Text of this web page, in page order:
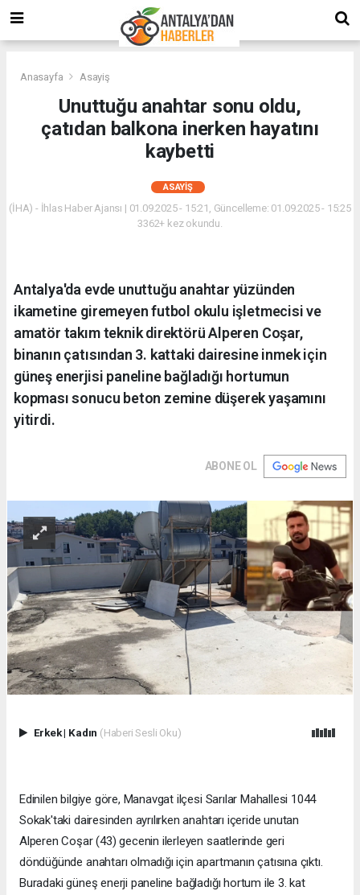
Anasayfa Asayiş
Unuttuğu anahtar sonu oldu,
çatıdan balkona inerken hayatını
kaybetti
ASAYIŞ
(İHA) - İhlas Haber Ajansı | 01.09.2025 - 15:21, Güncelleme: 01.09.2025 - 15:25
3362+ kez okundu.
Antalya'da evde unuttuğu anahtar yüzünden
ikametine giremeyen futbol okulu işletmecisi ve
amatör takım teknik direktörü Alperen Coşar,
binanın çatısından 3. kattaki dairesine inmek için
güneş enerjisi paneline bağladığı hortumun
kopması sonucu beton zemine düşerek yaşamını
yitirdi.
ABONE OL
Erkek| Kadın (Haberi Sesli Oku)
Edinilen bilgiye göre, Manavgat ilçesi Sarılar Mahallesi 1044
Sokak'taki dairesinden ayrılırken anahtarı içeride unutan
Alperen Coşar (43) gecenin ilerleyen saatlerinde geri
döndüğünde anahtarı olmadığı için apartmanın çatısına çıktı.
Buradaki güneş enerji paneline bağladığı hortum ile 3. kat